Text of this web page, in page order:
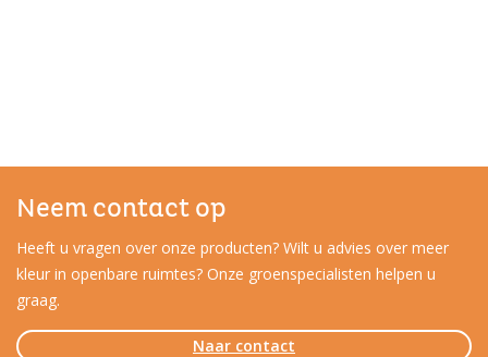
Neem contact op
Heeft u vragen over onze producten? Wilt u advies over meer
kleur in openbare ruimtes? Onze groenspecialisten helpen u
graag.
Naar contact